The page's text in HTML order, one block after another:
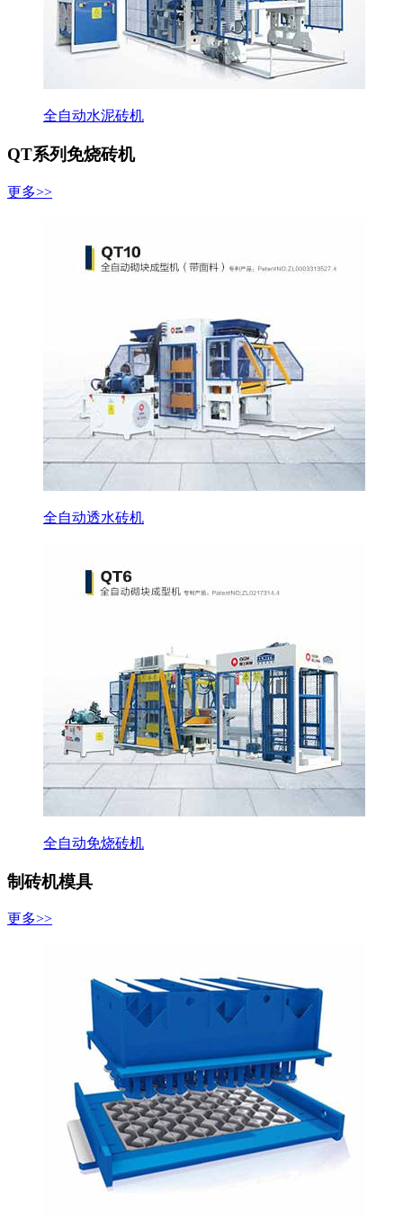
全自动水泥砖机
QT系列免烧砖机
更多>>
全自动透水砖机
全自动免烧砖机
制砖机模具
更多>>